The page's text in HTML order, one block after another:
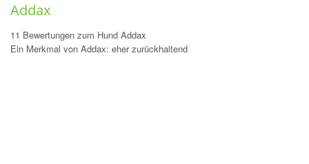
Addax
11 Bewertungen zum Hund Addax
Ein Merkmal von Addax: eher zurückhaltend